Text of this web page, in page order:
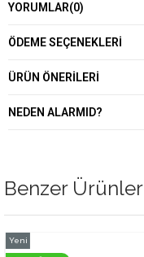
YORUMLAR(0)
ÖDEME SEÇENEKLERI
ÜRÜN ÖNERILERI
NEDEN ALARMID?
Benzer Ürünler
Yeni